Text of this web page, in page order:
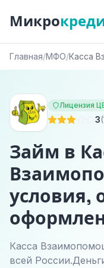
Микро
Главная/МФО/Касса
Лицензия
3
Займ в
условия,
Касса
всей